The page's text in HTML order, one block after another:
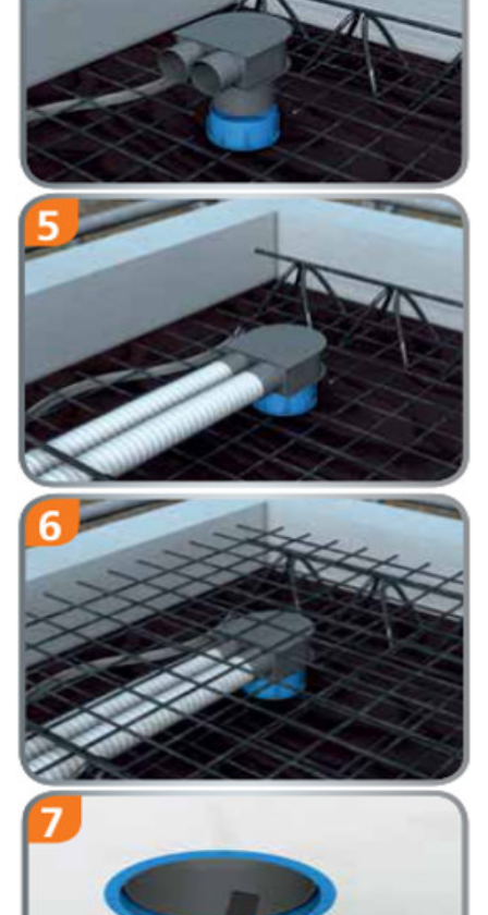
Podłączyć rury wentylacyjne.
Założyć górne zbrojenie i zabetonować.
Wybić od dołu otwór w tulei.